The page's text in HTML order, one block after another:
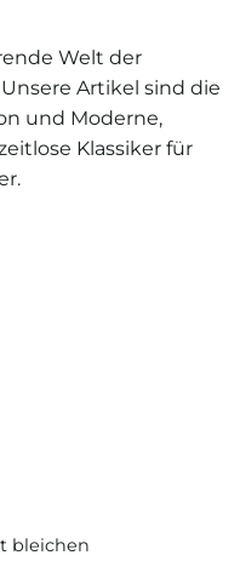
Welt der
Artikel sind die
und Moderne,
Klassiker für
bleichen